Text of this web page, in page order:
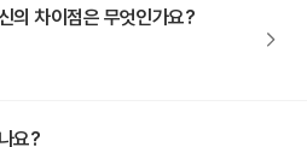
의 차이점은 무엇인가요?
요?